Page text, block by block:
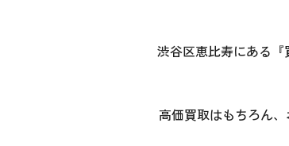
渋谷区恵比寿にある
高価買取はもちろん